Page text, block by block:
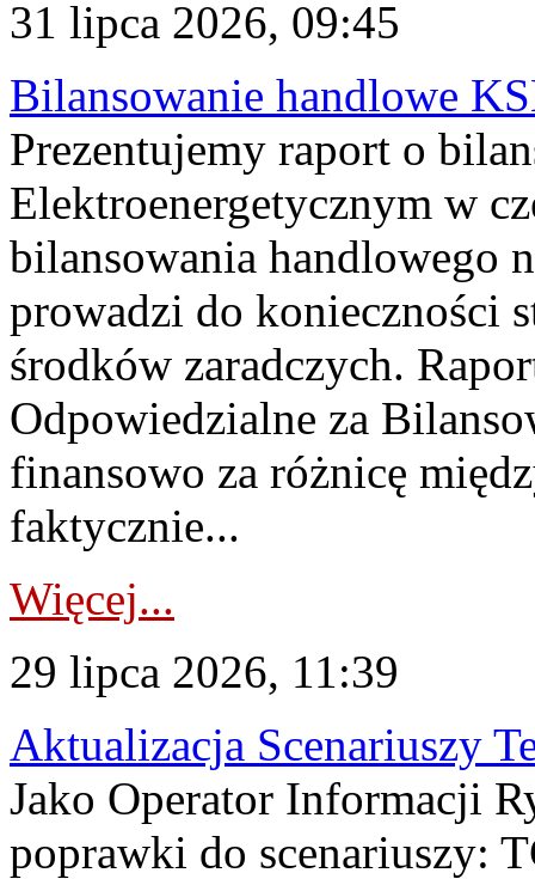
31 lipca 2026, 09:45
Bilansowanie handlowe
Prezentujemy raport o
Elektroenergetycznym w
bilansowania handlowego
prowadzi do konieczności
środków zaradczych.
Odpowiedzialne za
finansowo za różnicę
faktycznie...
Więcej...
29 lipca 2026, 11:39
Aktualizacja Scenariuszy
Jako Operator Informacji
poprawki do scenariuszy: